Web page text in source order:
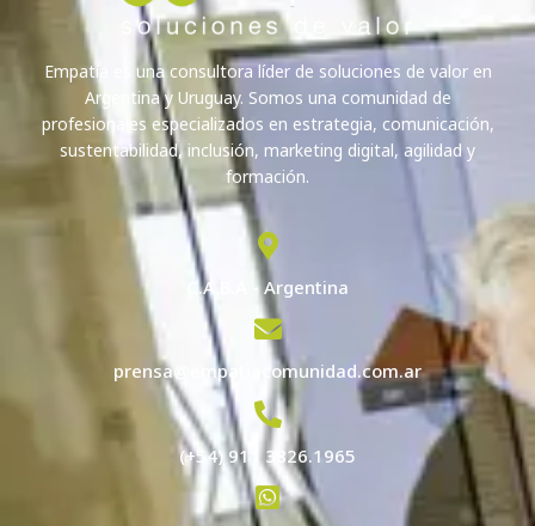
Empatía es una consultora líder de soluciones de valor en
Argentina y Uruguay. Somos una comunidad de
profesionales especializados en estrategia, comunicación,
sustentabilidad, inclusión, marketing digital, agilidad y
formación.
C.A.B.A - Argentina
prensa@empatiacomunidad.com.ar
(+54) 911 3826.1965